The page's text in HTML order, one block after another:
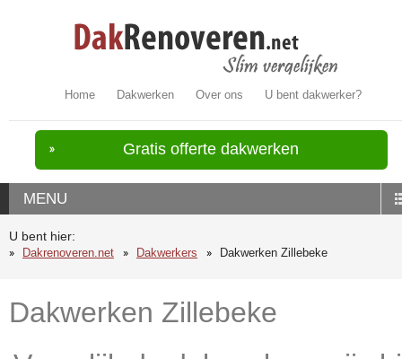
Home Dakwerken Over ons U bent dakwerker?
Gratis offerte dakwerken
MENU
U bent hier:
Dakrenoveren.net
Dakwerkers Dakwerken Zillebeke
Dakwerken Zillebeke